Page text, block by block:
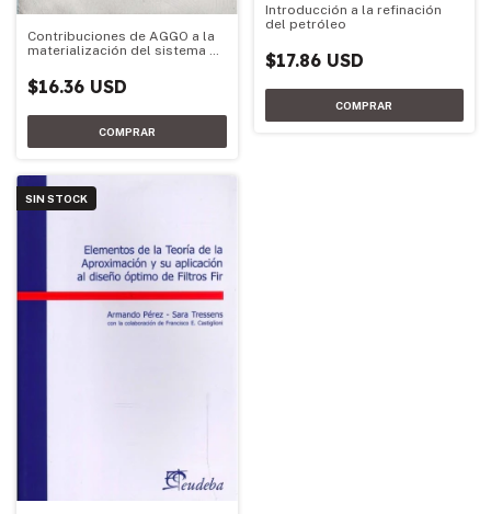
Contribuciones de AGGO a la
materialización del sistema de
$16.36 USD
Introducción a la refinación
del petróleo
$17.86 USD
SIN STOCK